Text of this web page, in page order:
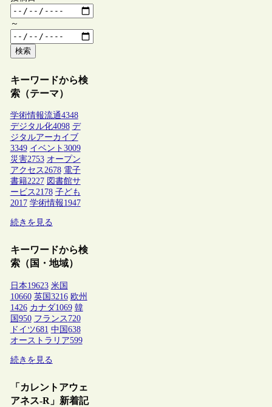
～
検索
キーワードから検
索（テーマ）
学術情報流通4348
デジタル化4098 デ
ジタルアーカイブ
3349 イベント 3009
災害2753 オープン
アクセス2678 電子
書籍2227 図書館サ
ービス2178 子ども
2017 学術情報1947
続きを見る
キーワードから検
索（国・地域）
日本19623 米国
10660 英国 3216 欧州
1426 カナダ1069 韓
国 950 フランス 720
ドイツ681 中国 638
オーストラリア599
続きを見る
「カレントアウェ
アネス-R」新着記